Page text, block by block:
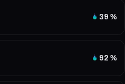
39 %
92 %